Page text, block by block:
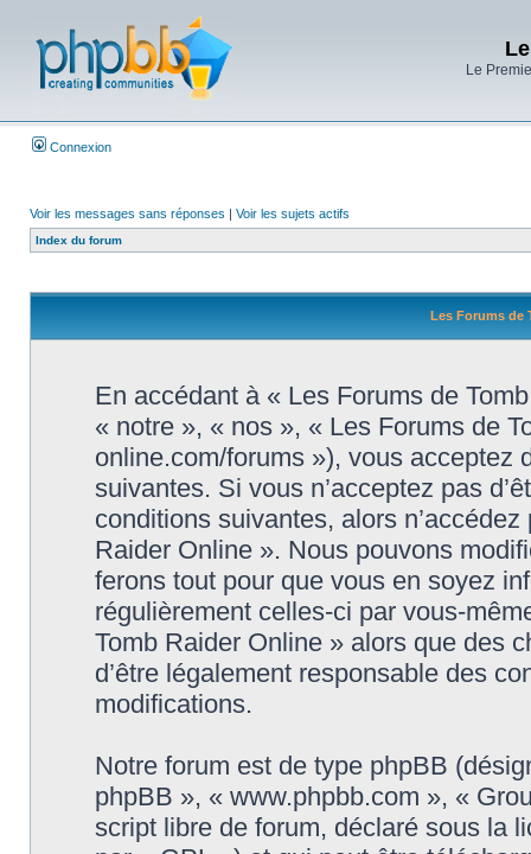
Le
Connexion
Voir les messages sans réponses | Voir les sujets actifs
Index du forum
Les Forums de
En accédant à « Les Forums de
« notre », « nos », « Les Forums de
online.com/forums »), vous acceptez
suivantes. Si vous n’acceptez pas
conditions suivantes, alors
Raider Online ». Nous pouvons
ferons tout pour que vous en soyez
régulièrement celles-ci par vous-
Tomb Raider Online » alors que des
d’être légalement responsable des
modifications.
Notre forum est de type phpBB
phpBB », « www.phpbb.com », «
script libre de forum, déclaré sous la